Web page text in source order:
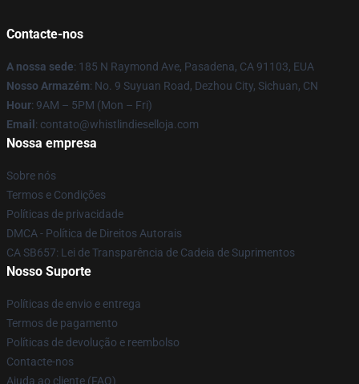
Contacte-nos
A nossa sede: 185 N Raymond Ave, Pasadena, CA 91103, EUA
Nosso Armazém: No. 9 Suyuan Road, Dezhou City, Sichuan, CN
Hour: 9AM – 5PM (Mon – Fri)
Email: contato@whistlindieselloja.com
Nossa empresa
Sobre nós
Termos e Condições
Políticas de privacidade
DMCA - Política de Direitos Autorais
CA SB657: Lei de Transparência de Cadeia de Suprimentos
Nosso Suporte
Políticas de envio e entrega
Termos de pagamento
Políticas de devolução e reembolso
Contacte-nos
Ajuda ao cliente (FAQ)